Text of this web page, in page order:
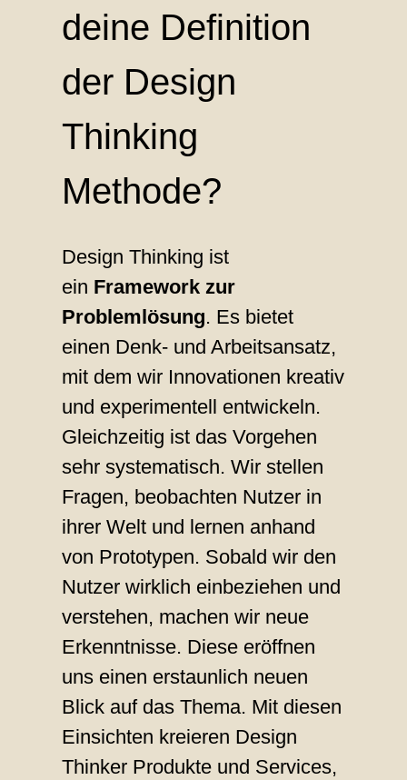
deine Definition
der Design
Thinking
Methode?
Design Thinking ist
ein Framework zur
Problemlösung. Es bietet
einen Denk- und Arbeitsansatz,
mit dem wir Innovationen kreativ
und experimentell entwickeln.
Gleichzeitig ist das Vorgehen
sehr systematisch. Wir stellen
Fragen, beobachten Nutzer in
ihrer Welt und lernen anhand
von Prototypen. Sobald wir den
Nutzer wirklich einbeziehen und
verstehen, machen wir neue
Erkenntnisse. Diese eröffnen
uns einen erstaunlich neuen
Blick auf das Thema. Mit diesen
Einsichten kreieren Design
Thinker Produkte und Services,